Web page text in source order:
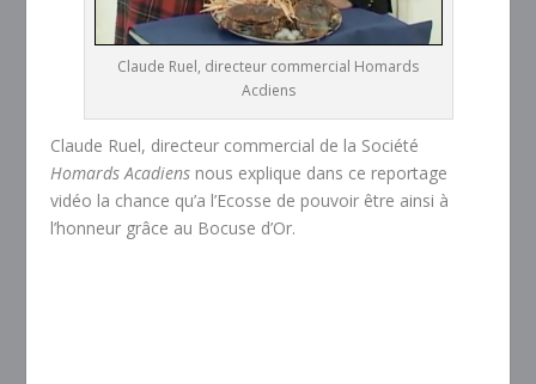
Claude Ruel, directeur commercial Homards
Acdiens
Claude Ruel, directeur commercial de la Société
Homards Acadiens nous explique dans ce reportage
vidéo la chance qu’a l’Ecosse de pouvoir être ainsi à
l’honneur grâce au Bocuse d’Or.